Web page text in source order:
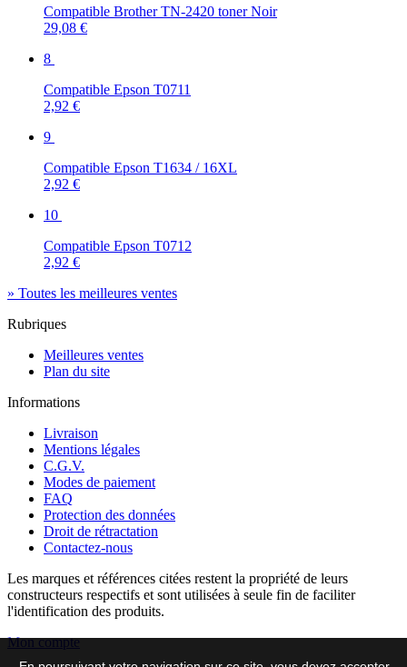
Compatible Brother TN-2420 toner Noir
29,08 €
8
Compatible Epson T0711
2,92 €
9
Compatible Epson T1634 / 16XL
2,92 €
10
Compatible Epson T0712
2,92 €
» Toutes les meilleures ventes
Rubriques
Meilleures ventes
Plan du site
Informations
Livraison
Mentions légales
C.G.V.
Modes de paiement
FAQ
Protection des données
Droit de rétractation
Contactez-nous
Les marques et références citées restent la propriété de leurs
constructeurs respectifs et sont utilisées à seule fin de faciliter
l'identification des produits.
Mon compte